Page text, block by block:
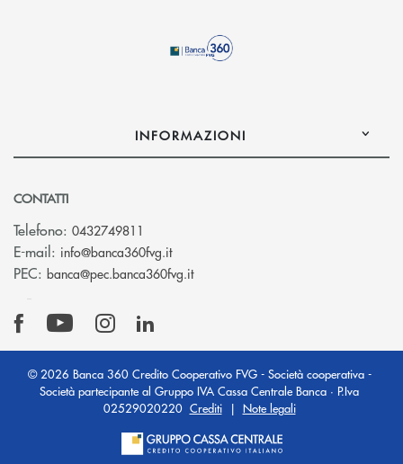
INFORMAZIONI
CONTATTI
Telefono: 0432749811
E-mail: info@banca360fvg.it(si apre l’app di posta elettronica)
PEC: banca@pec.banca360fvg.it(si apre l’app di posta elettronica)
© 2026 Banca 360 Credito Cooperativo FVG - Società cooperativa -
Società partecipante al Gruppo IVA Cassa Centrale Banca · P.Iva
02529020220 Crediti| Note legali